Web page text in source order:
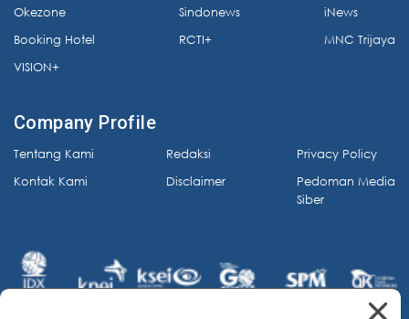
Okezone
Booking Hotel
VISION+
Sindonews
RCTI+
iNews
MNC Trijaya
Company Profile
Tentang Kami
Kontak Kami
Redaksi
Disclaimer
Privacy Policy
Pedoman Media
Siber